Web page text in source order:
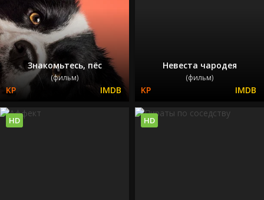
Знакомьтесь, пёс
(фильм)
Невеста чародея
(фильм)
HD HD